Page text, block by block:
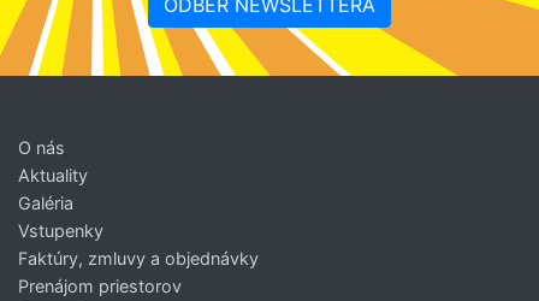
O nás
Aktuality
Galéria
Vstupenky
Faktúry, zmluvy a objednávky
Prenájom priestorov